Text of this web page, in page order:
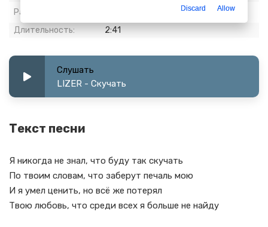
Размер:
Длительность:
2:41
Слушать
LIZER - Скучать
Текст песни
Я никогда не знал, что буду так скучать
По твоим словам, что заберут печаль мою
И я умел ценить, но всё же потерял
Твою любовь, что среди всех я больше не найду
Discard Allow